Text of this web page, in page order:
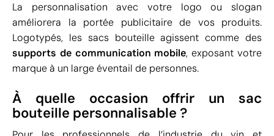
La personnalisation avec votre logo ou slogan
améliorera la portée publicitaire de vos produits.
Logotypés, les sacs bouteille agissent comme des
supports de communication mobile, exposant votre
marque à un large éventail de personnes.
À quelle occasion offrir un sac
bouteille personnalisable ?